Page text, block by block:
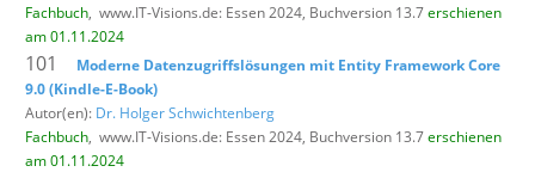
Fachbuch, www.IT-Visions.de: Essen 2024, Buchversion 13.7erschienen
am 01.11.2024
101
Moderne Datenzugriffslösungen mit Entity Framework Core
9.0 (Kindle-E-Book)
Autor(en): Dr. Holger Schwichtenberg
Fachbuch, www.IT-Visions.de: Essen 2024, Buchversion 13.7erschienen
am 01.11.2024